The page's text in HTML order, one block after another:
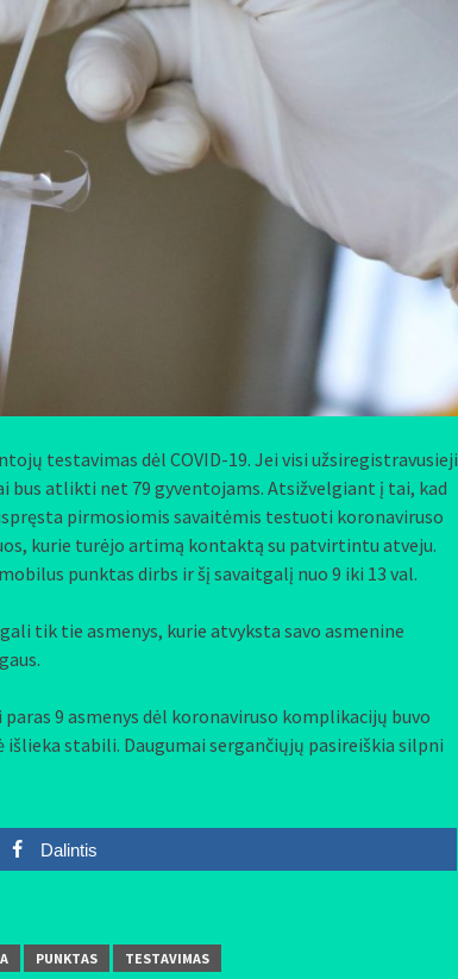
testavimas dėl COVID-19. Jei visi užsiregistravusieji
bus atlikti net 79 gyventojams. Atsižvelgiant į tai, kad
pirmosiomis savaitėmis testuoti koronaviruso
kurie turėjo artimą kontaktą su patvirtintu atveju.
punktas dirbs ir šį savaitgalį nuo 9 iki 13 val.
tik tie asmenys, kurie atvyksta savo asmenine
9 asmenys dėl koronaviruso komplikacijų buvo
stabili. Daugumai sergančiųjų pasireiškia silpni
Dalintis
PUNKTAS TESTAVIMAS